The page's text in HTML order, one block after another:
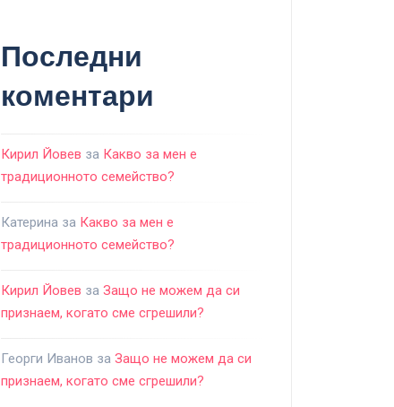
Последни
коментари
Кирил Йовев за Какво за мен е
традиционното семейство?
Катерина за Какво за мен е
традиционното семейство?
Кирил Йовев за Защо не можем да си
признаем, когато сме сгрешили?
Георги Иванов за Защо не можем да си
признаем, когато сме сгрешили?